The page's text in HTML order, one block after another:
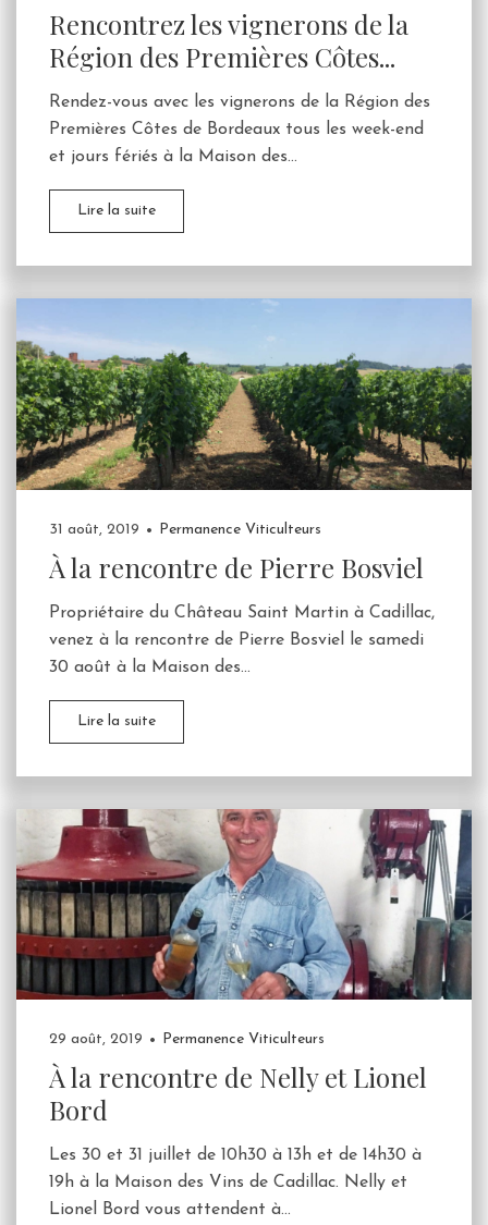
Rencontrez les vignerons de la
Région des Premières Côtes...
Rendez-vous avec les vignerons de la Région des
Premières Côtes de Bordeaux tous les week-end
et jours fériés à la Maison des...
Lire la suite
31 août, 2019 Permanence Viticulteurs
À la rencontre de Pierre Bosviel
Propriétaire du Château Saint Martin à Cadillac,
venez à la rencontre de Pierre Bosviel le samedi
30 août à la Maison des...
Lire la suite
29 août, 2019 Permanence Viticulteurs
À la rencontre de Nelly et Lionel
Bord
Les 30 et 31 juillet de 10h30 à 13h et de 14h30 à
19h à la Maison des Vins de Cadillac. Nelly et
Lionel Bord vous attendent à...